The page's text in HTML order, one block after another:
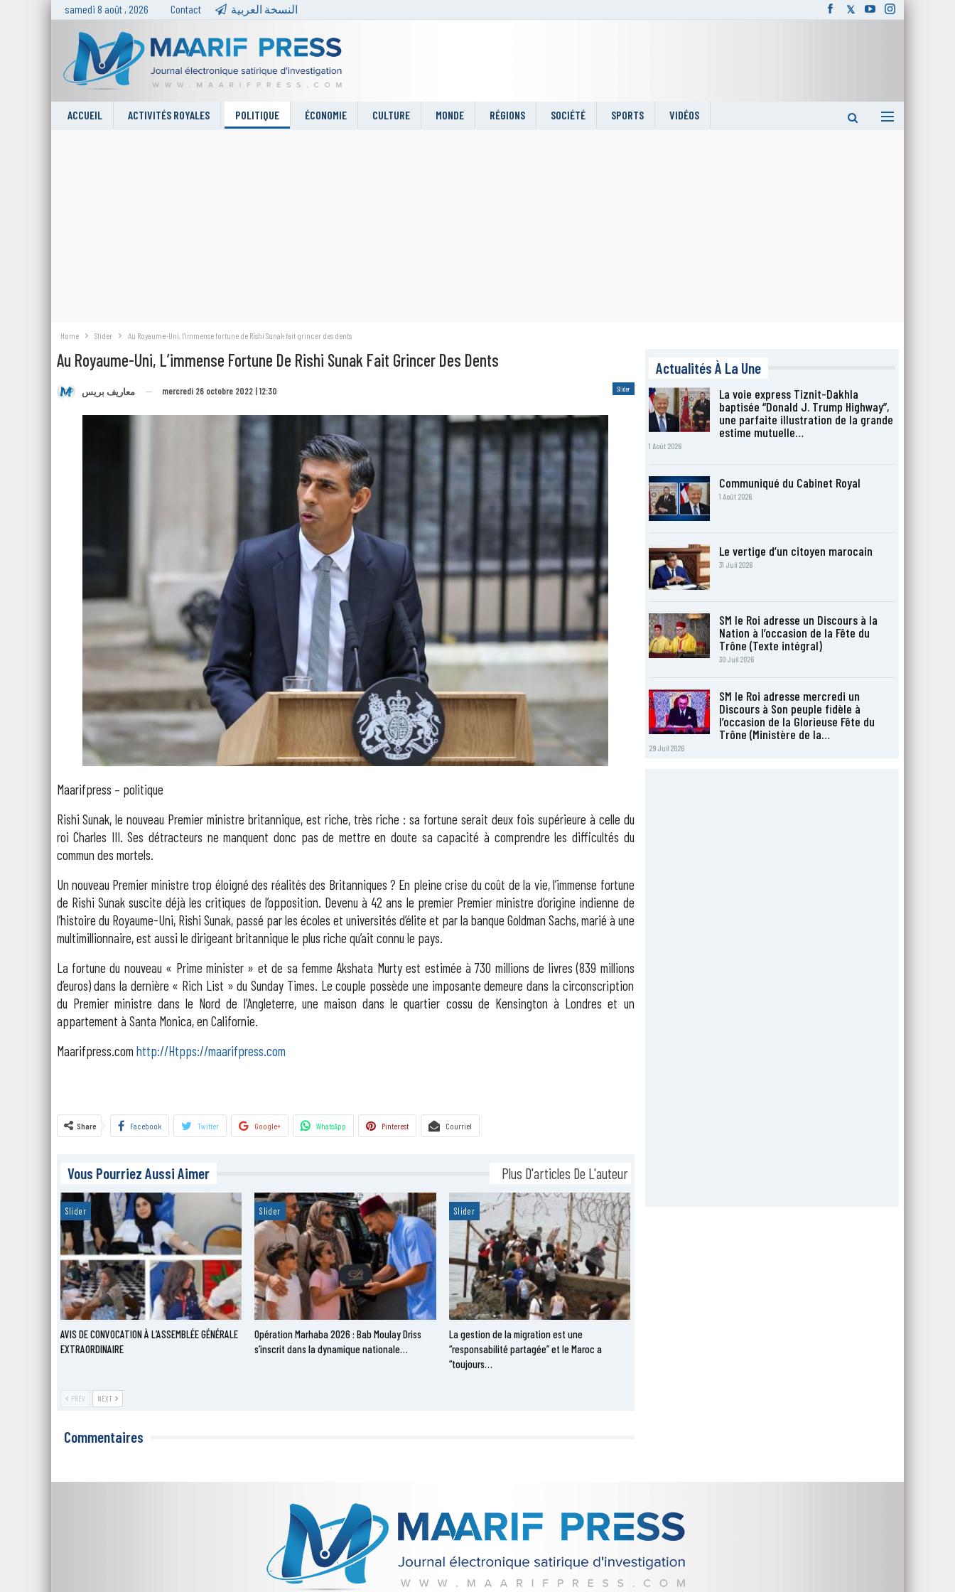
samedi 8 août , 2026 Contact النسخة العربية
ACCUEIL ACTIVITÉS ROYALES POLITIQUE ÉCONOMIE CULTURE MONDE RÉGIONS SOCIÉTÉ SPORTS VIDÉOS
Home Slider Au Royaume-Uni, l’immense fortune de Rishi Sunak fait grincer des dents
Au Royaume-Uni, L’immense Fortune De Rishi Sunak Fait Grincer Des Dents
Slider معاريف بريس mercredi 26 octobre 2022 | 12:30
Maarifpress – politique
Rishi Sunak, le nouveau Premier ministre britannique, est riche, très riche : sa fortune serait deux fois supérieure à celle du
roi Charles III. Ses détracteurs ne manquent donc pas de mettre en doute sa capacité à comprendre les difficultés du
commun des mortels.
Un nouveau Premier ministre trop éloigné des réalités des Britanniques ? En pleine crise du coût de la vie, l’immense fortune
de Rishi Sunak suscite déjà les critiques de l’opposition. Devenu à 42 ans le premier Premier ministre d’origine indienne de
l’histoire du Royaume-Uni, Rishi Sunak, passé par les écoles et universités d’élite et par la banque Goldman Sachs, marié à une
multimillionnaire, est aussi le dirigeant britannique le plus riche qu’ait connu le pays.
La fortune du nouveau « Prime minister » et de sa femme Akshata Murty est estimée à 730 millions de livres (839 millions
d’euros) dans la dernière « Rich List » du Sunday Times. Le couple possède une imposante demeure dans la circonscription
du Premier ministre dans le Nord de l’Angleterre, une maison dans le quartier cossu de Kensington à Londres et un
appartement à Santa Monica, en Californie.
Maarifpress.com http://Htpps://maarifpress.com
Share Facebook Twitter Google+ WhatsApp Pinterest Courriel
Vous Pourriez Aussi Aimer Plus D'articles De L'auteur
Slider
AVIS DE CONVOCATION À L’ASSEMBLÉE GÉNÉRALE
EXTRAORDINAIRE
Slider
Opération Marhaba 2026 : Bab Moulay Driss
s’inscrit dans la dynamique nationale…
Slider
La gestion de la migration est une
“responsabilité partagée” et le Maroc a
“toujours…
PREV NEXT
Commentaires
Actualités À La Une
La voie express Tiznit-Dakhla
baptisée “Donald J. Trump Highway”,
une parfaite illustration de la grande
estime mutuelle…
1 Août 2026
Communiqué du Cabinet Royal
1 Août 2026
Le vertige d’un citoyen marocain
31 Juil 2026
SM le Roi adresse un Discours à la
Nation à l’occasion de la Fête du
Trône (Texte intégral)
30 Juil 2026
SM le Roi adresse mercredi un
Discours à Son peuple fidèle à
l’occasion de la Glorieuse Fête du
Trône (Ministère de la…
29 Juil 2026